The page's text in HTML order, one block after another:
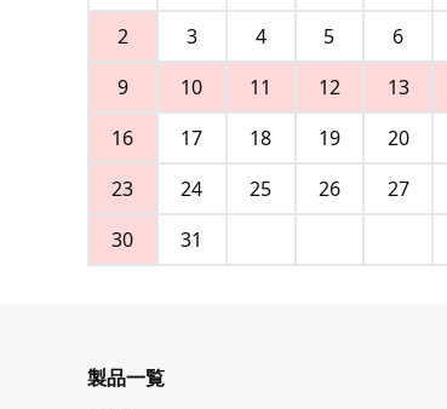
2
3 4 5 6
9
10 11 12 13
16
17 18 19 20
23
24 25 26 27
30
31
製品一覧